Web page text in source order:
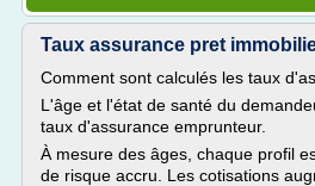
Taux assurance pret
Comment sont calculés les taux
L'âge et l'état de santé du
taux d'assurance emprunteur.
À mesure des âges, chaque profil
de risque accru. Les cotisations